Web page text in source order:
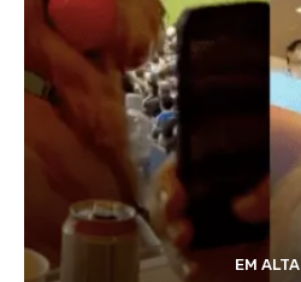
EM ALTA